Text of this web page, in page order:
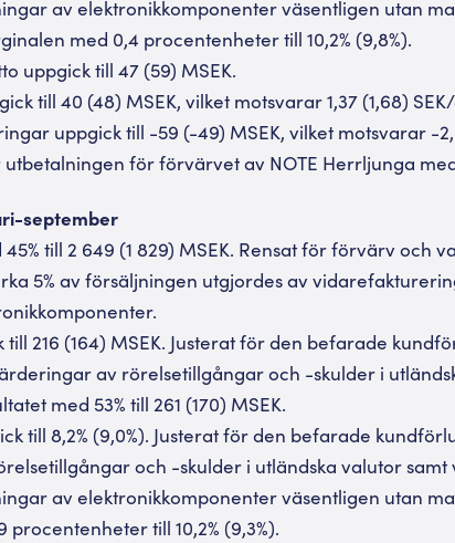
av elektronikkomponenter väsentligen utan
med 0,4 procentenheter till 10,2% (9,8%).
uppgick till 47 (59) MSEK.
till 40 (48) MSEK, vilket motsvarar 1,37 (1,68)
uppgick till -59 (-49) MSEK, vilket motsvarar -
för förvärvet av NOTE Herrljunga
september
till 2 649 (1 829) MSEK. Rensat för förvärv och
5% av försäljningen utgjordes av
216 (164) MSEK. Justerat för den befarade
av rörelsetillgångar och -skulder i
med 53% till 261 (170) MSEK.
till 8,2% (9,0%). Justerat för den befarade
och -skulder i utländska valutor
av elektronikkomponenter väsentligen utan
till 10,2% (9,3%).